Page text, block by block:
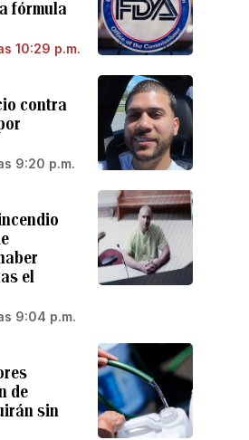
fórmula
10:29 p.m.
contra
9:20 p.m.
el
9:04 p.m.
de
sin